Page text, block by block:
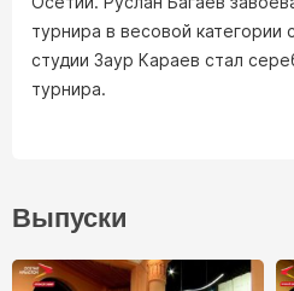
турнира в весовой категории
студии Заур Караев стал
турнира.
Выпуски